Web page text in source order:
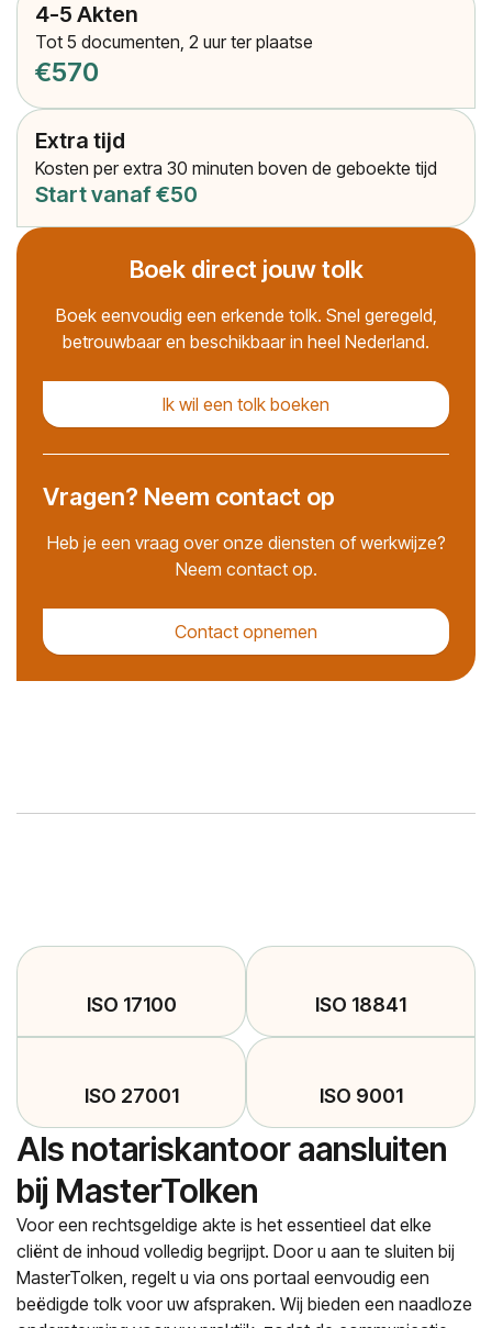
4-5 Akten
Tot 5 documenten, 2 uur ter plaatse
€570
Extra tijd
Kosten per extra 30 minuten boven de geboekte tijd
Start vanaf €50
Boek direct jouw tolk
Boek eenvoudig een erkende tolk. Snel geregeld,
betrouwbaar en beschikbaar in heel Nederland.
Ik wil een tolk boeken
Vragen? Neem contact op
Heb je een vraag over onze diensten of werkwijze?
Neem contact op.
Contact opnemen
Als notariskantoor aansluiten
bij MasterTolken
Voor een rechtsgeldige akte is het essentieel dat elke
cliënt de inhoud volledig begrijpt. Door u aan te sluiten bij
MasterTolken, regelt u via ons portaal eenvoudig een
beëdigde tolk voor uw afspraken. Wij bieden een naadloze
ISO 17100 ISO 18841
ISO 27001 ISO 9001